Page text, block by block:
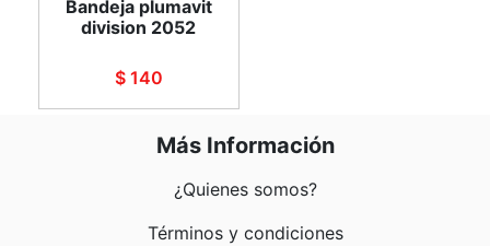
Bandeja plumavit
division 2052
$ 140
Más Información
¿Quienes somos?
Términos y condiciones